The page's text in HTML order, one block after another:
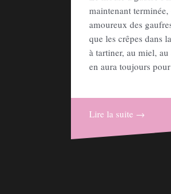
maintenant
amoureux des
que les crêpes dans
à tartiner, au miel,
en aura toujours
Lire la suite →